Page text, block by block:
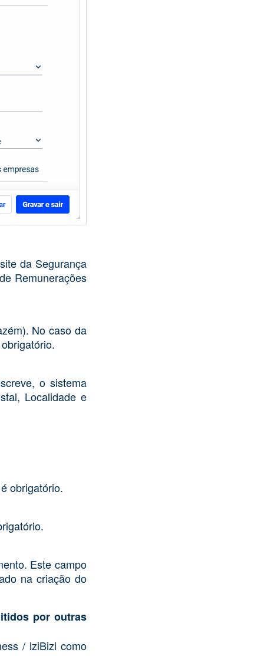
da Segurança
Remunerações
No caso da
o sistema
Localidade e
obrigatório.
Este campo
na criação do
por outras
/ iziBizi como